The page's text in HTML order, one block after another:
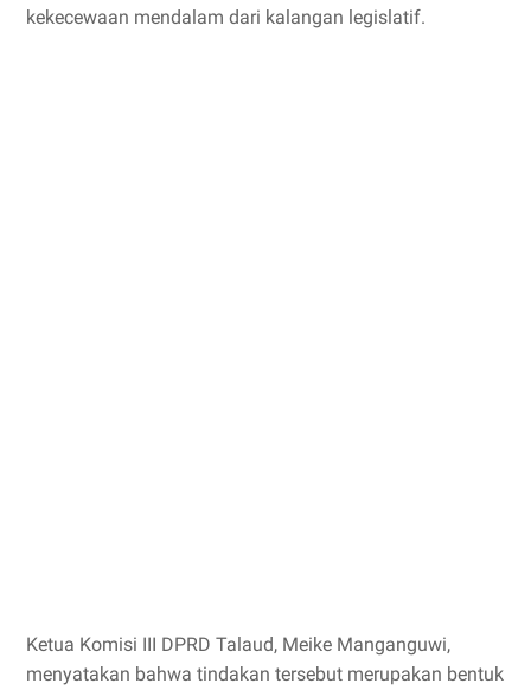
kekecewaan mendalam dari kalangan legislatif.
Ketua Komisi III DPRD Talaud, Meike Manganguwi,
menyatakan bahwa tindakan tersebut merupakan bentuk